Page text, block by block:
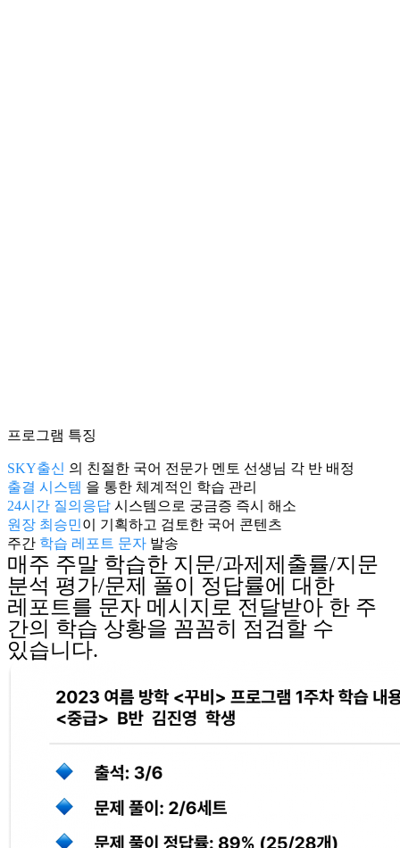
프로그램 특징
SKY출신 의 친절한 국어 전문가 멘토 선생님 각 반 배정
출결 시스템 을 통한 체계적인 학습 관리
24시간 질의응답 시스템으로 궁금증 즉시 해소
원장 최승민이 기획하고 검토한 국어 콘텐츠
주간 학습 레포트 문자 발송
매주 주말 학습한 지문/과제제출률/지문
분석 평가/문제 풀이 정답률에 대한
레포트를 문자 메시지로 전달받아 한 주
간의 학습 상황을 꼼꼼히 점검할 수
있습니다.